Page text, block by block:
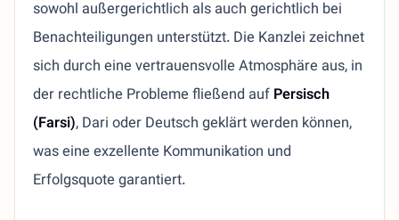
sowohl außergerichtlich als auch gerichtlich bei
Benachteiligungen unterstützt. Die Kanzlei zeichnet
sich durch eine vertrauensvolle Atmosphäre aus, in
der rechtliche Probleme fließend aufPersisch
(Farsi), Dari oder Deutsch geklärt werden können,
was eine exzellente Kommunikation und
Erfolgsquote garantiert.